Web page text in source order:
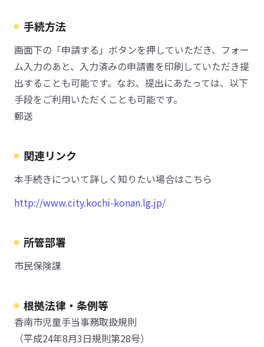
手続方法
画面下の「申請する」ボタンを押していただき、フォー
ム入力のあと、入力済みの申請書を印刷していただき提
出することも可能です。なお、提出にあたっては、以下
手段をご利用いただくことも可能です。
郵送
関連リンク
本手続きについて詳しく知りたい場合はこちら
http://www.city.kochi-konan.lg.jp/
所管部署
市民保険課
根拠法律・条例等
香南市児童手当事務取扱規則
（平成24年8月3日規則第28号）